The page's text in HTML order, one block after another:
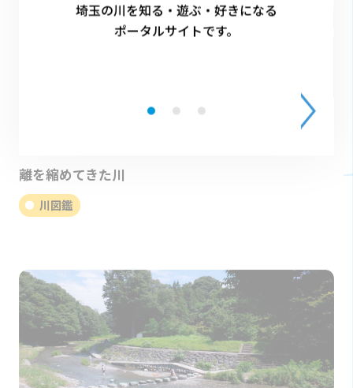
離を縮めてきた川
川図鑑
埼玉の川を知る・遊ぶ・好きになる
ポータルサイトです。